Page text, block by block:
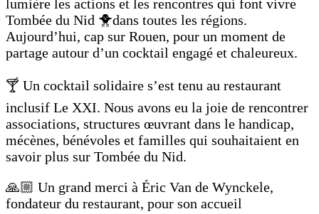
lumière les actions et les rencontres qui font vivre
Tombée du Nid 🐥dans toutes les régions.
Aujourd’hui, cap sur Rouen, pour un moment de
partage autour d’un cocktail engagé et chaleureux.
🍸 Un cocktail solidaire s’est tenu au restaurant
inclusif Le XXI. Nous avons eu la joie de rencontrer
associations, structures œuvrant dans le handicap,
mécènes, bénévoles et familles qui souhaitaient en
savoir plus sur Tombée du Nid.
🙏🏼 Un grand merci à Éric Van de Wynckele,
fondateur du restaurant, pour son accueil